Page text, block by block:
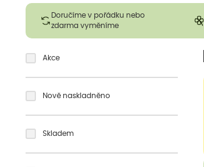
Doručíme v pořádku nebo
zdarma vyměníme
Akce
Nově naskladněno
Skladem